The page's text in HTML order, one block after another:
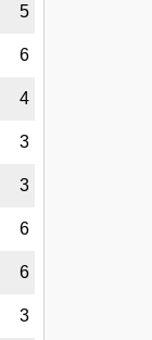
5
6
4
3
3
6
6
3